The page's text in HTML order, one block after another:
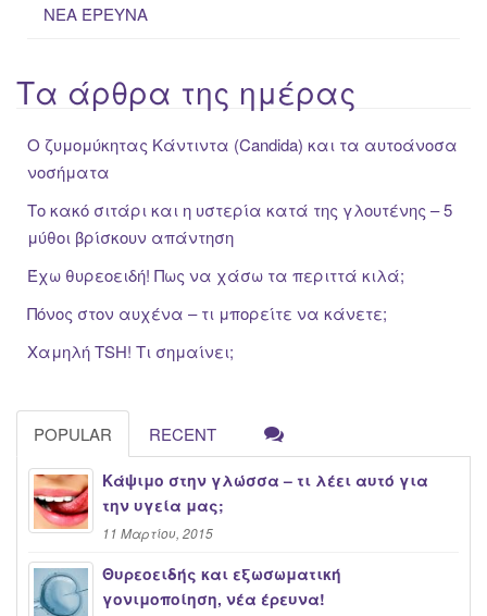
ΝΕΑ ΈΡΕΥΝΑ
Τα άρθρα της ημέρας
Ο ζυμομύκητας Κάντιντα (Candida) και τα αυτοάνοσα
νοσήματα
Το κακό σιτάρι και η υστερία κατά της γλουτένης – 5
μύθοι βρίσκουν απάντηση
Έχω θυρεοειδή! Πως να χάσω τα περιττά κιλά;
Πόνος στον αυχένα – τι μπορείτε να κάνετε;
Χαμηλή TSH! Τι σημαίνει;
POPULAR RECENT
Κάψιμο στην γλώσσα – τι λέει αυτό για
την υγεία μας;
11 Μαρτίου, 2015
Θυρεοειδής και εξωσωματική
γονιμοποίηση, νέα έρευνα!